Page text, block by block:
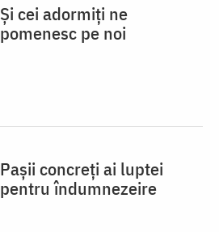
Și cei adormiți ne
pomenesc pe noi
Pașii concreți ai luptei
pentru îndumnezeire